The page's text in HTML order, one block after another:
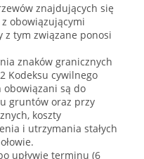
znajdujących się
obowiązującymi
z tym związane ponosi
znaków granicznych
Kodeksu cywilnego
obowiązani są do
gruntów oraz przy
koszty
i utrzymania stałych
upływie terminu (6